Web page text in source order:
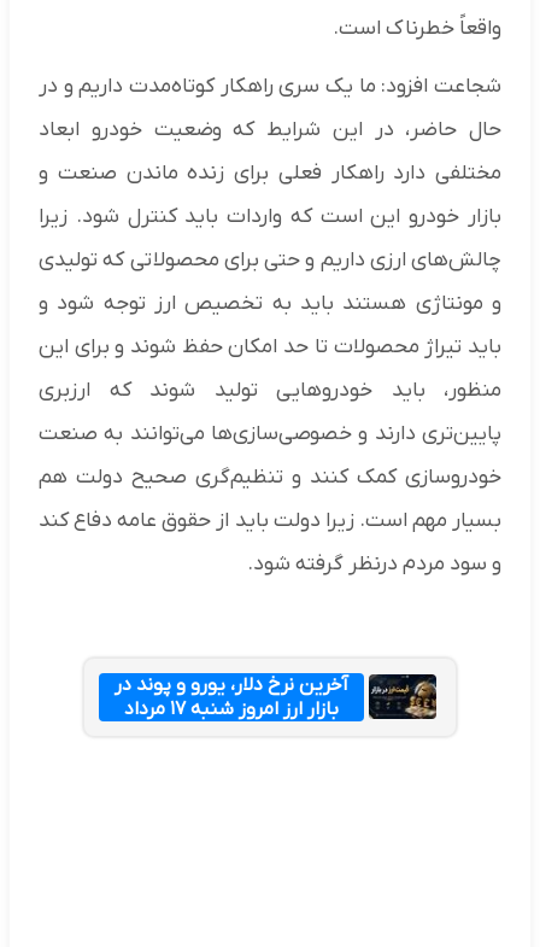
واقعاً خطرناک است.
شجاعت افزود: ما یک سری راهکار کوتاه‌مدت داریم و در
حال حاضر، در این شرایط که وضعیت خودرو ابعاد
مختلفی دارد راهکار فعلی برای زنده ماندن صنعت و
بازار خودرو این است که واردات باید کنترل شود. زیرا
چالش‌های ارزی داریم و حتی برای محصولاتی که تولیدی
و مونتاژی هستند باید به تخصیص ارز توجه شود و
باید تیراژ محصولات تا حد امکان حفظ شوند و برای این
منظور، باید خودروهایی تولید شوند که ارزبری
پایین‌تری دارند و خصوصی‌سازی‌ها می‌توانند به صنعت
خودروسازی کمک کنند و تنظیم‌گری صحیح دولت هم
بسیار مهم است. زیرا دولت باید از حقوق عامه دفاع کند
و سود مردم درنظر گرفته شود.
آخرین نرخ دلار، یورو و پوند در
بازار ارز امروز شنبه ۱۷ مرداد